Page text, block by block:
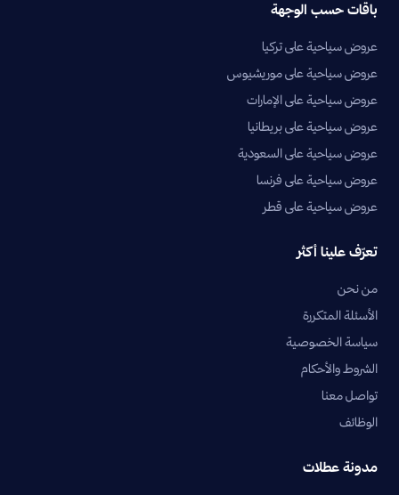
باقات حسب الوجهة
عروض سياحية على تركيا
عروض سياحية على موريشيوس
عروض سياحية على الإمارات
عروض سياحية على بريطانيا
عروض سياحية على السعودية
عروض سياحية على فرنسا
عروض سياحية على قطر
تعرّف علينا أكثر
من نحن
الأسئلة المتكررة
سياسة الخصوصية
الشروط والأحكام
تواصل معنا
الوظائف
مدونة عطلات